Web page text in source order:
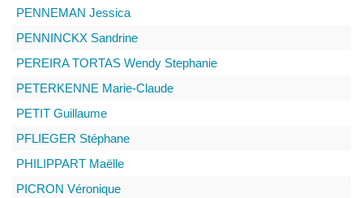
PENNEMAN Jessica
PENNINCKX Sandrine
PEREIRA TORTAS Wendy Stephanie
PETERKENNE Marie-Claude
PETIT Guillaume
PFLIEGER Stéphane
PHILIPPART Maëlle
PICRON Véronique